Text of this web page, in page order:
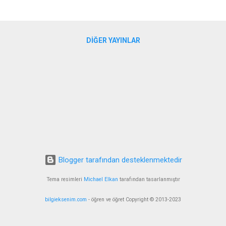
DIĞER YAYINLAR
Blogger tarafından desteklenmektedir
Tema resimleri Michael Elkan tarafından tasarlanmıştır
bilgieksenim.com - öğren ve öğret Copyright © 2013-2023